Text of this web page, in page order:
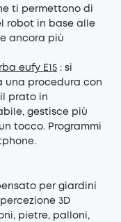
ti permettono di
robot in base alle
ancora più
eufy E15 : si
una procedura con
prato in
gestisce più
tocco. Programmi
per giardini
3D
pietre, palloni,